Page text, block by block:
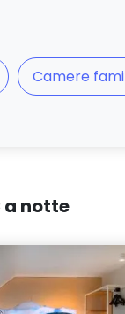
Camere
a notte